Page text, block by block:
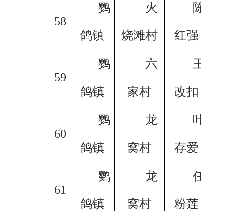
58
鹦
鸽镇
火
烧滩村
陈
红强
59
鹦
鸽镇
六
家村
王
改扣
60
鹦
鸽镇
龙
窝村
叶
存爱
61
鹦
鸽镇
龙
窝村
任
粉莲